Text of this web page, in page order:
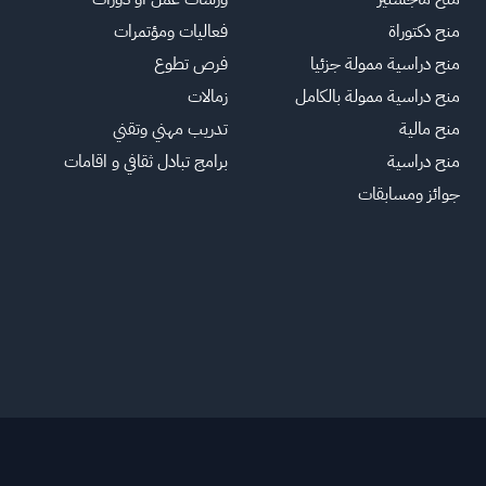
منح دكتوراة
منح دراسية ممولة جزئيا
منح دراسية ممولة بالكامل
منح مالية
منح دراسية
جوائز ومسابقات
فعاليات ومؤتمرات
فرص تطوع
زمالات
تدريب مهني وتقني
برامج تبادل ثقافي و اقامات